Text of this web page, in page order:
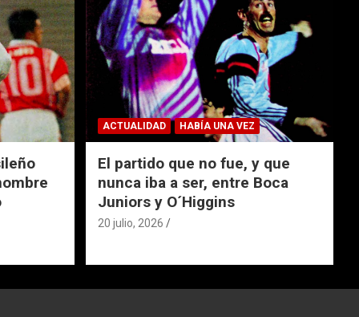
ACTUALIDAD HABÍA UNA VEZ
El partido que no fue, y que
nunca iba a ser, entre Boca
Juniors y O´Higgins
20 julio, 2026